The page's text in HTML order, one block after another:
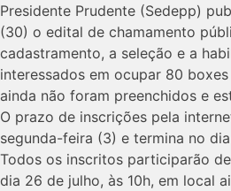
Presidente Prudente (Sedepp)
(30) o edital de chamamento
cadastramento, a seleção e a
interessados em ocupar 80
ainda não foram preenchidos e
O prazo de inscrições pela
segunda-feira (3) e termina no
Todos os inscritos participarão
dia 26 de julho, às 10h, em local